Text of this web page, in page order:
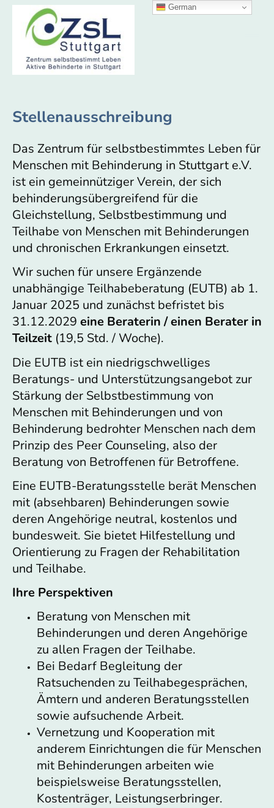
Stellenausschreibung
Das Zentrum für selbstbestimmtes Leben für
Menschen mit Behinderung in Stuttgart e.V.
ist ein gemeinnütziger Verein, der sich
behinderungsübergreifend für die
Gleichstellung, Selbstbestimmung und
Teilhabe von Menschen mit Behinderungen
und chronischen Erkrankungen einsetzt.
Wir suchen für unsere Ergänzende
unabhängige Teilhabeberatung (EUTB) ab 1.
Januar 2025 und zunächst befristet bis
31.12.2029 eine Beraterin / einen Berater in
Teilzeit (19,5 Std. / Woche).
Die EUTB ist ein niedrigschwelliges
Beratungs- und Unterstützungsangebot zur
Stärkung der Selbstbestimmung von
Menschen mit Behinderungen und von
Behinderung bedrohter Menschen nach dem
Prinzip des Peer Counseling, also der
Beratung von Betroffenen für Betroffene.
Eine EUTB-Beratungsstelle berät Menschen
mit (absehbaren) Behinderungen sowie
deren Angehörige neutral, kostenlos und
bundesweit. Sie bietet Hilfestellung und
Orientierung zu Fragen der Rehabilitation
und Teilhabe.
Ihre Perspektiven
Beratung von Menschen mit
Behinderungen und deren Angehörige
zu allen Fragen der Teilhabe.
Bei Bedarf Begleitung der
Ratsuchenden zu Teilhabegesprächen,
Ämtern und anderen Beratungsstellen
sowie aufsuchende Arbeit.
Vernetzung und Kooperation mit
anderem Einrichtungen die für Menschen
mit Behinderungen arbeiten wie
beispielsweise Beratungsstellen,
Kostenträger, Leistungserbringer.
German